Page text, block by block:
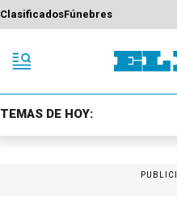
ClasificadosFúnebres
TEMAS DE HOY: